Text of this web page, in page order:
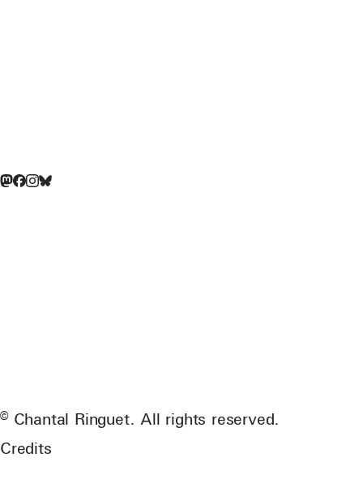
© Chantal Ringuet. All rights reserved.
Credits